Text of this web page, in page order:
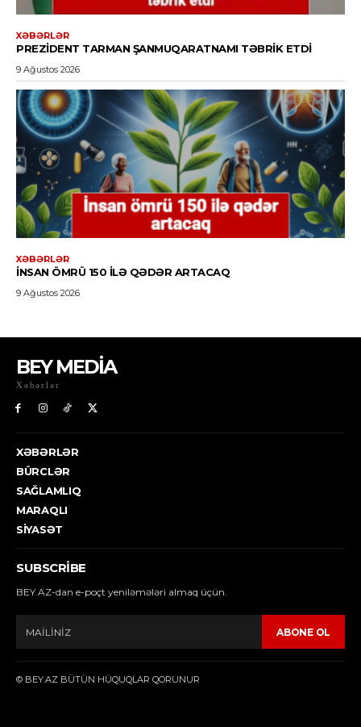
BEY MEDİA
Xəbərlər
XƏBƏRLƏR
BÜRCLƏR
SAĞLAMLIQ
MARAQLI
SIYASƏT
SUBSCRIBE
BEY.AZ-dan e-poçt yeniləmələri almaq üçün.
ABONE OL
© BEY.AZ BÜTÜN HÜQUQLAR QORUNUR